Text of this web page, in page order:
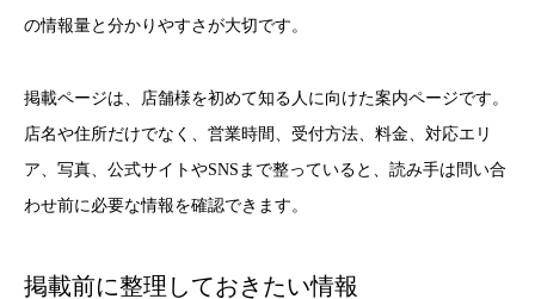
の情報量と分かりやすさが大切です。
掲載ページは、店舗様を初めて知る人に向けた案内ページです。
店名や住所だけでなく、営業時間、受付方法、料金、対応エリ
ア、写真、公式サイトやSNSまで整っていると、読み手は問い合
わせ前に必要な情報を確認できます。
掲載前に整理しておきたい情報